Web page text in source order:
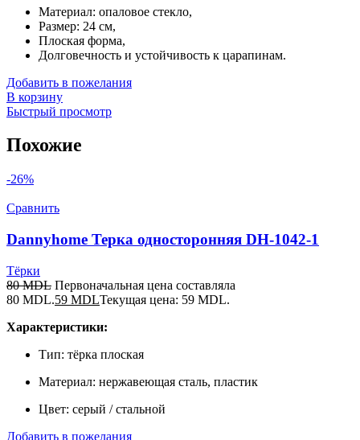
Материал: опаловое стекло,
Размер: 24 см,
Плоская форма,
Долговечность и устойчивость к царапинам.
Добавить в пожелания
В корзину
Быстрый просмотр
Похожие
-26%
Сравнить
Dannyhome Терка односторонняя DH-1042-1
Тёрки
80MDL Первоначальная цена составляла
80 MDL.59 MDLТекущая цена: 59 MDL.
Характеристики:
Тип: тёрка плоская
Материал: нержавеющая сталь, пластик
Цвет: серый / стальной
Добавить в пожелания